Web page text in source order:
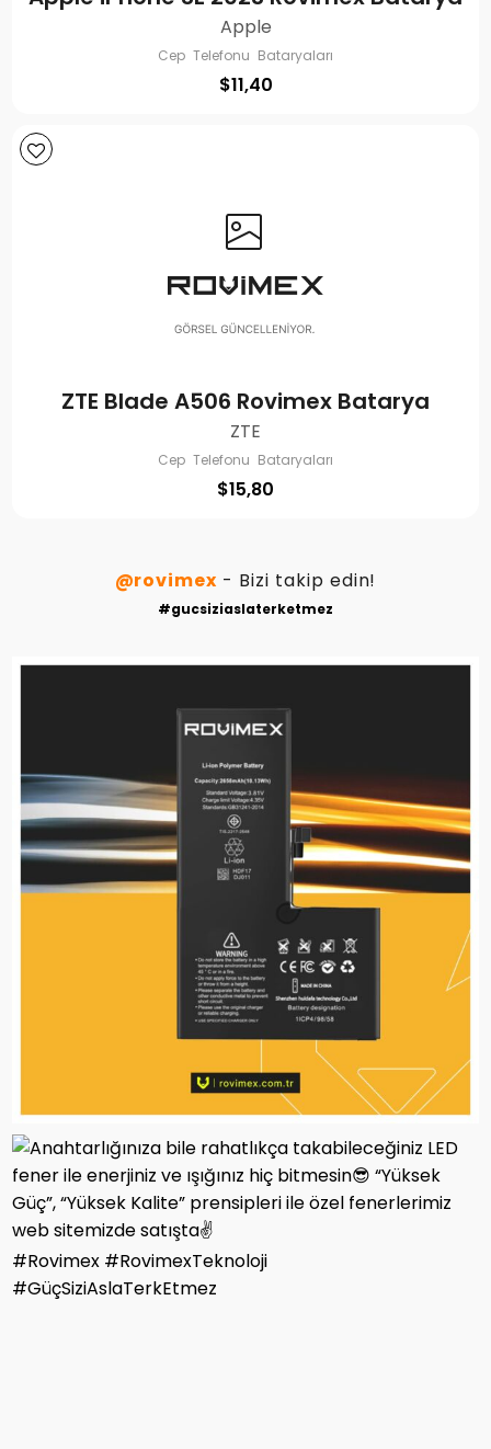
Apple
Cep Telefonu Bataryaları
$11,40
ZTE Blade A506 Rovimex Batarya
ZTE
Cep Telefonu Bataryaları
$15,80
@rovimex - Bizi takip edin!
#gucsiziaslaterketmez